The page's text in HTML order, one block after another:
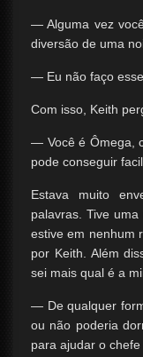
— Alguma vez
diversão de uma
— Eu não faço
Com isso, Keith
— Você é Ômega,
pode conseguir
Estava muito
palavras. Tive
estive em nenhum
por Keith. Além
sei mais qual é a
— De qualquer
ou não poderia
para ajudar o